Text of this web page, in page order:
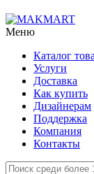
Меню
Каталог
Услуги
Доставка
Как купить
Дизайнерам
Поддержка
Компания
Контакты